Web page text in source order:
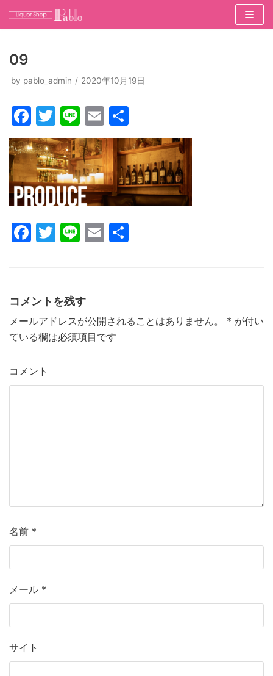
テ
ン
へ
ス
キ
ッ
プ
09
by pablo_admin 2020年10月19日
F
a
c
e
b
o
o
T
w
itt
er
Li
n
e
E
m
ai
l
有
F
b
o
o
k
T
er
Li E
コメントを残す
メールアドレスが公開されることはありません。 * が付い
ている欄は必須項目です
コメント
名前 *
メール *
サイト